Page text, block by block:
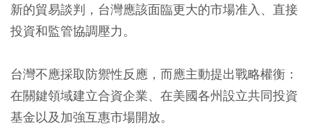
新的貿易談判，台灣應該面臨更大的市場准入、直接
投資和監管協調壓力。
台灣不應採取防禦性反應，而應主動提出戰略權衡：
在關鍵領域建立合資企業、在美國各州設立共同投資
基金以及加強互惠市場開放。